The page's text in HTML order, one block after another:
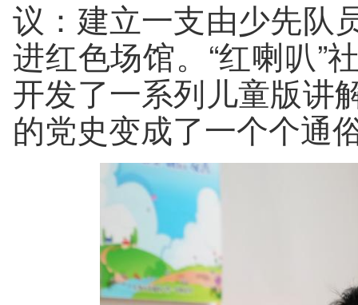
议：建立一支由少先队
进红色场馆。“红喇叭”
开发了一系列儿童版讲
的党史变成了一个个通